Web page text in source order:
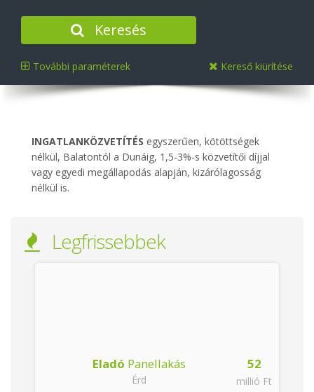
Keresés
További paraméterek Kereső kiürítése
INGATLANKÖZVETÍTÉS egyszerűen, kötöttségek
nélkül, Balatontól a Dunáig, 1,5-3%-s közvetítői díjjal
vagy egyedi megállapodás alapján, kizárólagosság
nélkül is.
Legfrissebbek
52
millió Ft
Eladó Panellakás
Érd